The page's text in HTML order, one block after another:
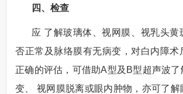
四、检查
应 了解玻璃体、视网膜、视乳头黄
否正常及脉络膜有无病变，对白内障术
正确的评估，可借助A型及B型超声波了
变、 视网膜脱离或眼内肿物，亦可了解